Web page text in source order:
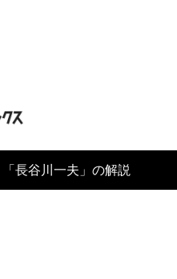
「長谷川一夫」の解説